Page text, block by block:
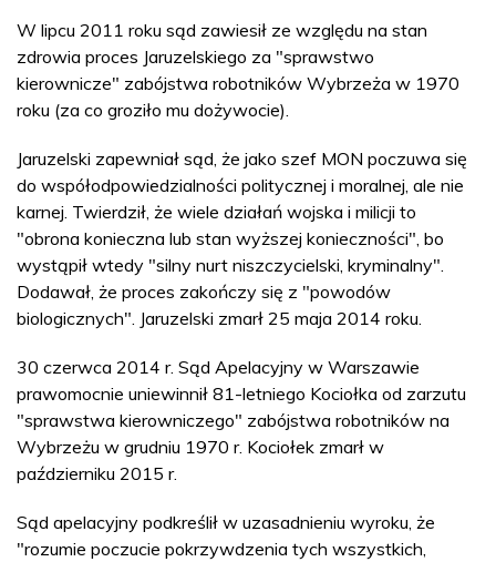
W lipcu 2011 roku sąd zawiesił ze względu na stan
zdrowia proces Jaruzelskiego za "sprawstwo
kierownicze" zabójstwa robotników Wybrzeża w 1970
roku (za co groziło mu dożywocie).
Jaruzelski zapewniał sąd, że jako szef MON poczuwa się
do współodpowiedzialności politycznej i moralnej, ale nie
karnej. Twierdził, że wiele działań wojska i milicji to
"obrona konieczna lub stan wyższej konieczności", bo
wystąpił wtedy "silny nurt niszczycielski, kryminalny".
Dodawał, że proces zakończy się z "powodów
biologicznych". Jaruzelski zmarł 25 maja 2014 roku.
30 czerwca 2014 r. Sąd Apelacyjny w Warszawie
prawomocnie uniewinnił 81-letniego Kociołka od zarzutu
"sprawstwa kierowniczego" zabójstwa robotników na
Wybrzeżu w grudniu 1970 r. Kociołek zmarł w
październiku 2015 r.
Sąd apelacyjny podkreślił w uzasadnieniu wyroku, że
"rozumie poczucie pokrzywdzenia tych wszystkich,